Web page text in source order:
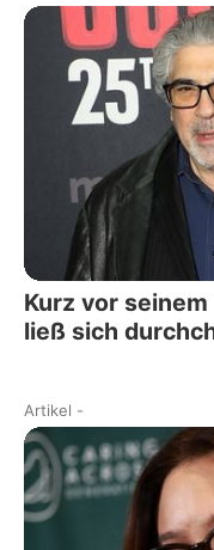
Kurz vor
ließ sich
Artikel -